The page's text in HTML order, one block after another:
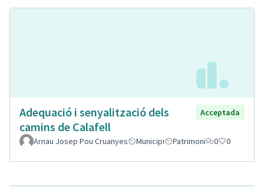
Adequació i senyalització dels
camins de Calafell
Acceptada
Arnau Josep Pou Cruanyes Municipi Patrimoni 0 0